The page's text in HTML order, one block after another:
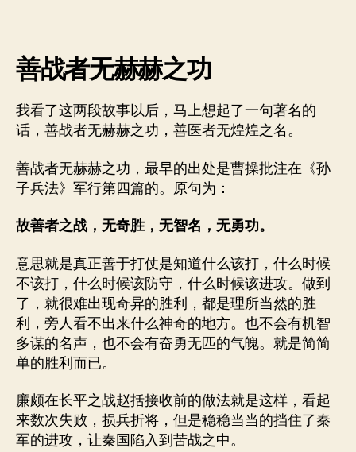
善战者无赫赫之功
我看了这两段故事以后，马上想起了一句著名的
话，善战者无赫赫之功，善医者无煌煌之名。
善战者无赫赫之功，最早的出处是曹操批注在《孙
子兵法》军行第四篇的。原句为：
故善者之战，无奇胜，无智名，无勇功。
意思就是真正善于打仗是知道什么该打，什么时候
不该打，什么时候该防守，什么时候该进攻。做到
了，就很难出现奇异的胜利，都是理所当然的胜
利，旁人看不出来什么神奇的地方。也不会有机智
多谋的名声，也不会有奋勇无匹的气魄。就是简简
单的胜利而已。
廉颇在长平之战赵括接收前的做法就是这样，看起
来数次失败，损兵折将，但是稳稳当当的挡住了秦
军的进攻，让秦国陷入到苦战之中。